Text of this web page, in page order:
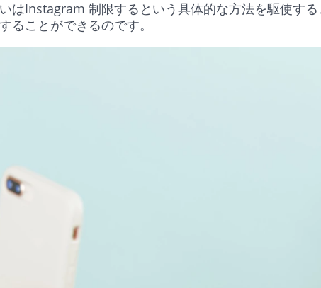
はInstagram 制限するという具体的な方法を駆使す
ることができるのです。